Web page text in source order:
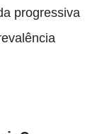
progressiva